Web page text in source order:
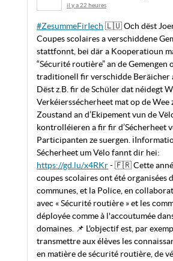
il y a 2 mois
#Wanted⚠ Appel à témoins en vue
personne À la suite d'un vol à la tire
25.03.2026 à Lux-Ville, la Police
personne figurant sur la photo.
(+352) 244 70 1000 📧
Police.MUSELDALL@police.etat.lu ℹ️
https://t.co/cPbMNncKsa
TWITTER
il y a 22 heures
#ZesummeFirIech 🇱🇺 Och dëst
Coupes scolaires a verschiddene
stattfonnt, bei där a Kooperatioun
“Sécurité routière” an de Gemengen
traditionell fir verschidde Beräicher
Dëst z.B. fir de Schüler dat néidegt
Verkéierssécherheet mat op de Wee
Zoustand an d’Ekipement vun de
kontrolléieren a fir fir d’Sécherheet
Participanten ze suergen.
Sécherheet um Vëlo fannt dir hei:
https://gd.lu/x4RKr- 🇫🇷 Cette
coupes scolaires ont été organisées
communes, et la Police, en
avec « Sécurité routière » et les
déployée comme à l'accoutumée
domaines. 📌 L'objectif est, par
transmettre aux élèves les
en matière de sécurité routière, de